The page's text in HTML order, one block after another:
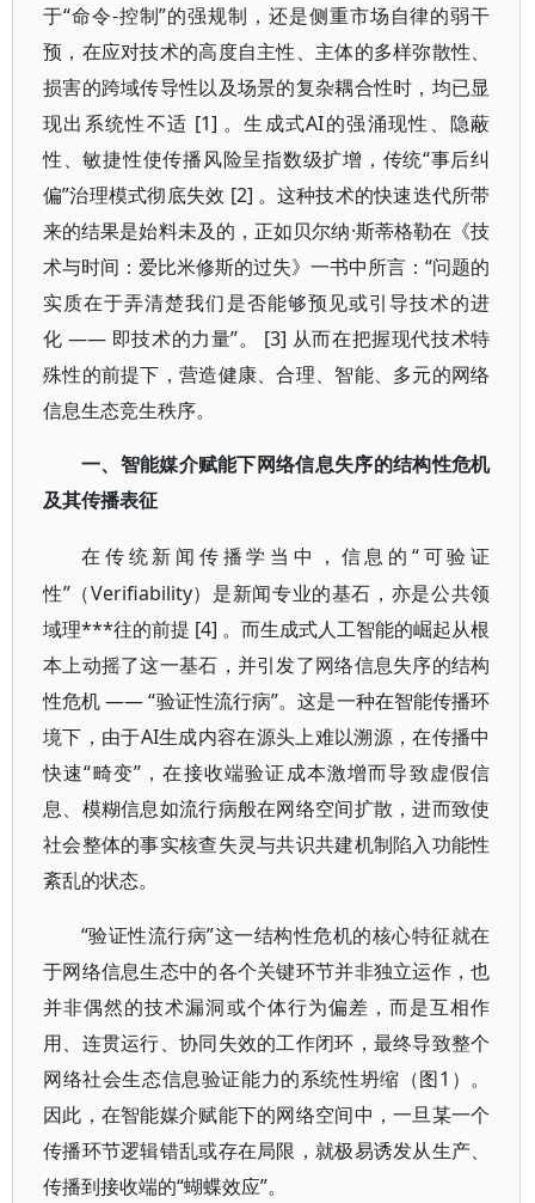
于“命令-控制”的强规制，还是侧重市场自律的弱干
预，在应对技术的高度自主性、主体的多样弥散性、
损害的跨域传导性以及场景的复杂耦合性时，均已显
现出系统性不适 [1] 。生成式AI的强涌现性、隐蔽
性、敏捷性使传播风险呈指数级扩增，传统“事后纠
偏”治理模式彻底失效 [2] 。这种技术的快速迭代所带
来的结果是始料未及的，正如贝尔纳·斯蒂格勒在《技
术与时间：爱比米修斯的过失》一书中所言：“问题的
实质在于弄清楚我们是否能够预见或引导技术的进
化 —— 即技术的力量”。 [3] 从而在把握现代技术特
殊性的前提下，营造健康、合理、智能、多元的网络
信息生态竞生秩序。
一、智能媒介赋能下网络信息失序的结构性危机
及其传播表征
在传统新闻传播学当中，信息的 “可验证
性”（Verifiability）是新闻专业的基石，亦是公共领
域理***往的前提 [4] 。而生成式人工智能的崛起从根
本上动摇了这一基石，并引发了网络信息失序的结构
性危机 —— “验证性流行病”。这是一种在智能传播环
境下，由于AI生成内容在源头上难以溯源，在传播中
快速“畸变”，在接收端验证成本激增而导致虚假信
息、模糊信息如流行病般在网络空间扩散，进而致使
社会整体的事实核查失灵与共识共建机制陷入功能性
紊乱的状态。
“验证性流行病”这一结构性危机的核心特征就在
于网络信息生态中的各个关键环节并非独立运作，也
并非偶然的技术漏洞或个体行为偏差，而是互相作
用、连贯运行、协同失效的工作闭环，最终导致整个
网络社会生态信息验证能力的系统性坍缩（图1）。
因此，在智能媒介赋能下的网络空间中，一旦某一个
传播环节逻辑错乱或存在局限，就极易诱发从生产、
传播到接收端的“蝴蝶效应”。